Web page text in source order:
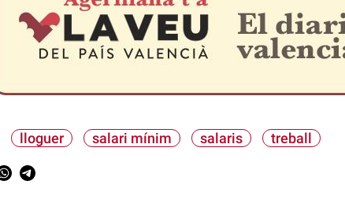
lloguer salari mínim salaris treball